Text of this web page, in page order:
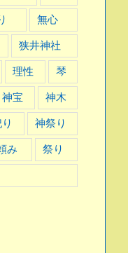
無心
狭井神社
理性 琴
神宝 神木
神祭り
み 祭り